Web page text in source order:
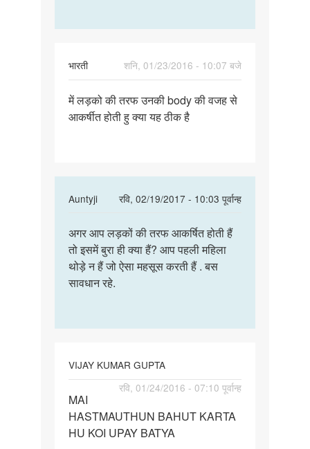
भारती
शनि, 01/23/2016 - 10:07 बजे
में
लड़को
की
में लड़को की तरफ उनकी body की वजह से
आकर्षीत होती हु क्या यह ठीक है
Auntyji
रवि, 02/19/2017 - 10:03 पूर्वान्ह
In
to
में
लड़को
की
body
by
भारती
अगर
आप
लड़कों
की
अगर आप लड़कों की तरफ आकर्षित होती हैं
तो इसमें बुरा ही क्या हैं? आप पहली महिला
थोड़े न हैं जो ऐसा महसूस करती हैं . बस
सावधान रहे.
VIJAY KUMAR GUPTA
रवि, 01/24/2016 - 07:10 पूर्वान्ह
MAI
HASTMAUTHUN
BAHUT
MAI
HASTMAUTHUN BAHUT KARTA
HU KOI UPAY BATYA